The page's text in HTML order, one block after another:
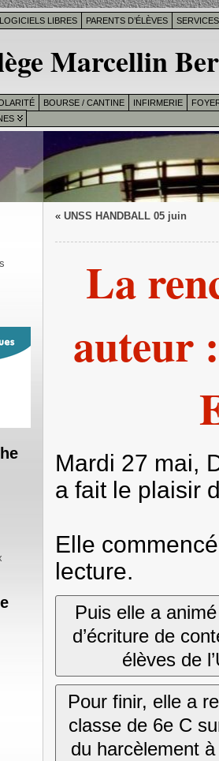
LOGICIELS LIBRES PARENTS D’ÉLÈVES
Marcellin
BOURSE / CANTINE INFIRMERIE
« UNSS HANDBALL 05 juin
La
auteur
Mardi 27 mai,
a fait le plaisir
Elle
lecture.
Puis elle a
d’écriture de
élèves de
Pour finir, elle a
classe de 6e C
du harcèlement